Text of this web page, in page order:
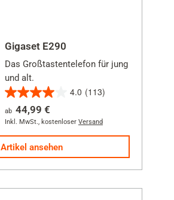
Gigaset E290
Das Großtastentelefon für jung
und alt.
4.0 (113)
4.0
von
Sternen.
113
Bewertungen
ab 44,99 €
Inkl. MwSt., kostenloser Versand
Artikel ansehen